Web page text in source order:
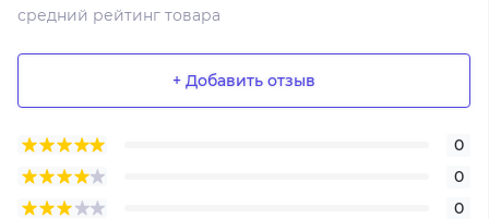
средний рейтинг товара
+ Добавить отзыв
0
0
0